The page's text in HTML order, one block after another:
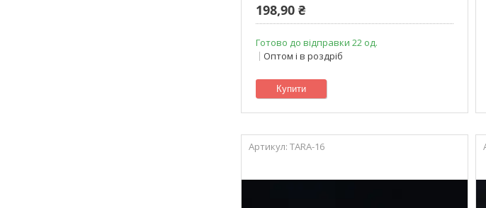
198,90 ₴
Готово до відправки 22 од.
Оптом і в роздріб
Купити
TARA-16